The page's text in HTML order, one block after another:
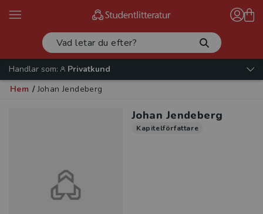
Handlar som:
Privatkund
Hem / Johan Jendeberg
Johan Jendeberg
Kapitelförfattare